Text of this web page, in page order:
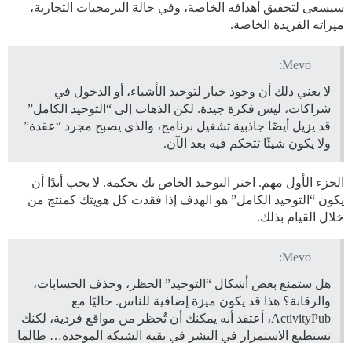
سيسعى لتحقيق أهدافه الخاصة، وفي حالة البرمجيات التجارية،
ميزاته الفريدة الخاصة.
Mevo:
لا يعني ذلك أن وجود خيار لتوحيد الأشياء، أو الدخول في
شراكات، ليس فكرة جيدة. لكن الذهاب إلى “التوحيد الكامل”
قد يزيل أيضًا جاذبية تشغيل برنامج، والذي يصبح مجرد “عقدة”
ولا يكون شيئًا تتحكم فيه بعد الآن.
الجزء الأول مهم. اختر التوحيد الخاص بك بحكمة. لا يجب أبدًا أن
يكون “التوحيد الكامل” هو الهدف إذا فقدت كل هويتك كمنتج من
خلال القيام بذلك.
Mevo:
هل ستمنع بعض أشكال “التوحيد” الحظر، وحذف الحسابات،
والرقابة؟ هذا قد يكون ميزة إضافية للناس. حاليًا مع
ActivityPub، أعتقد أنه يمكنك أن تُحظر من مواقع فردية، لكنك
تستطيع الاستمرار في النشر في بقية الشبكة الموحدة… طالما